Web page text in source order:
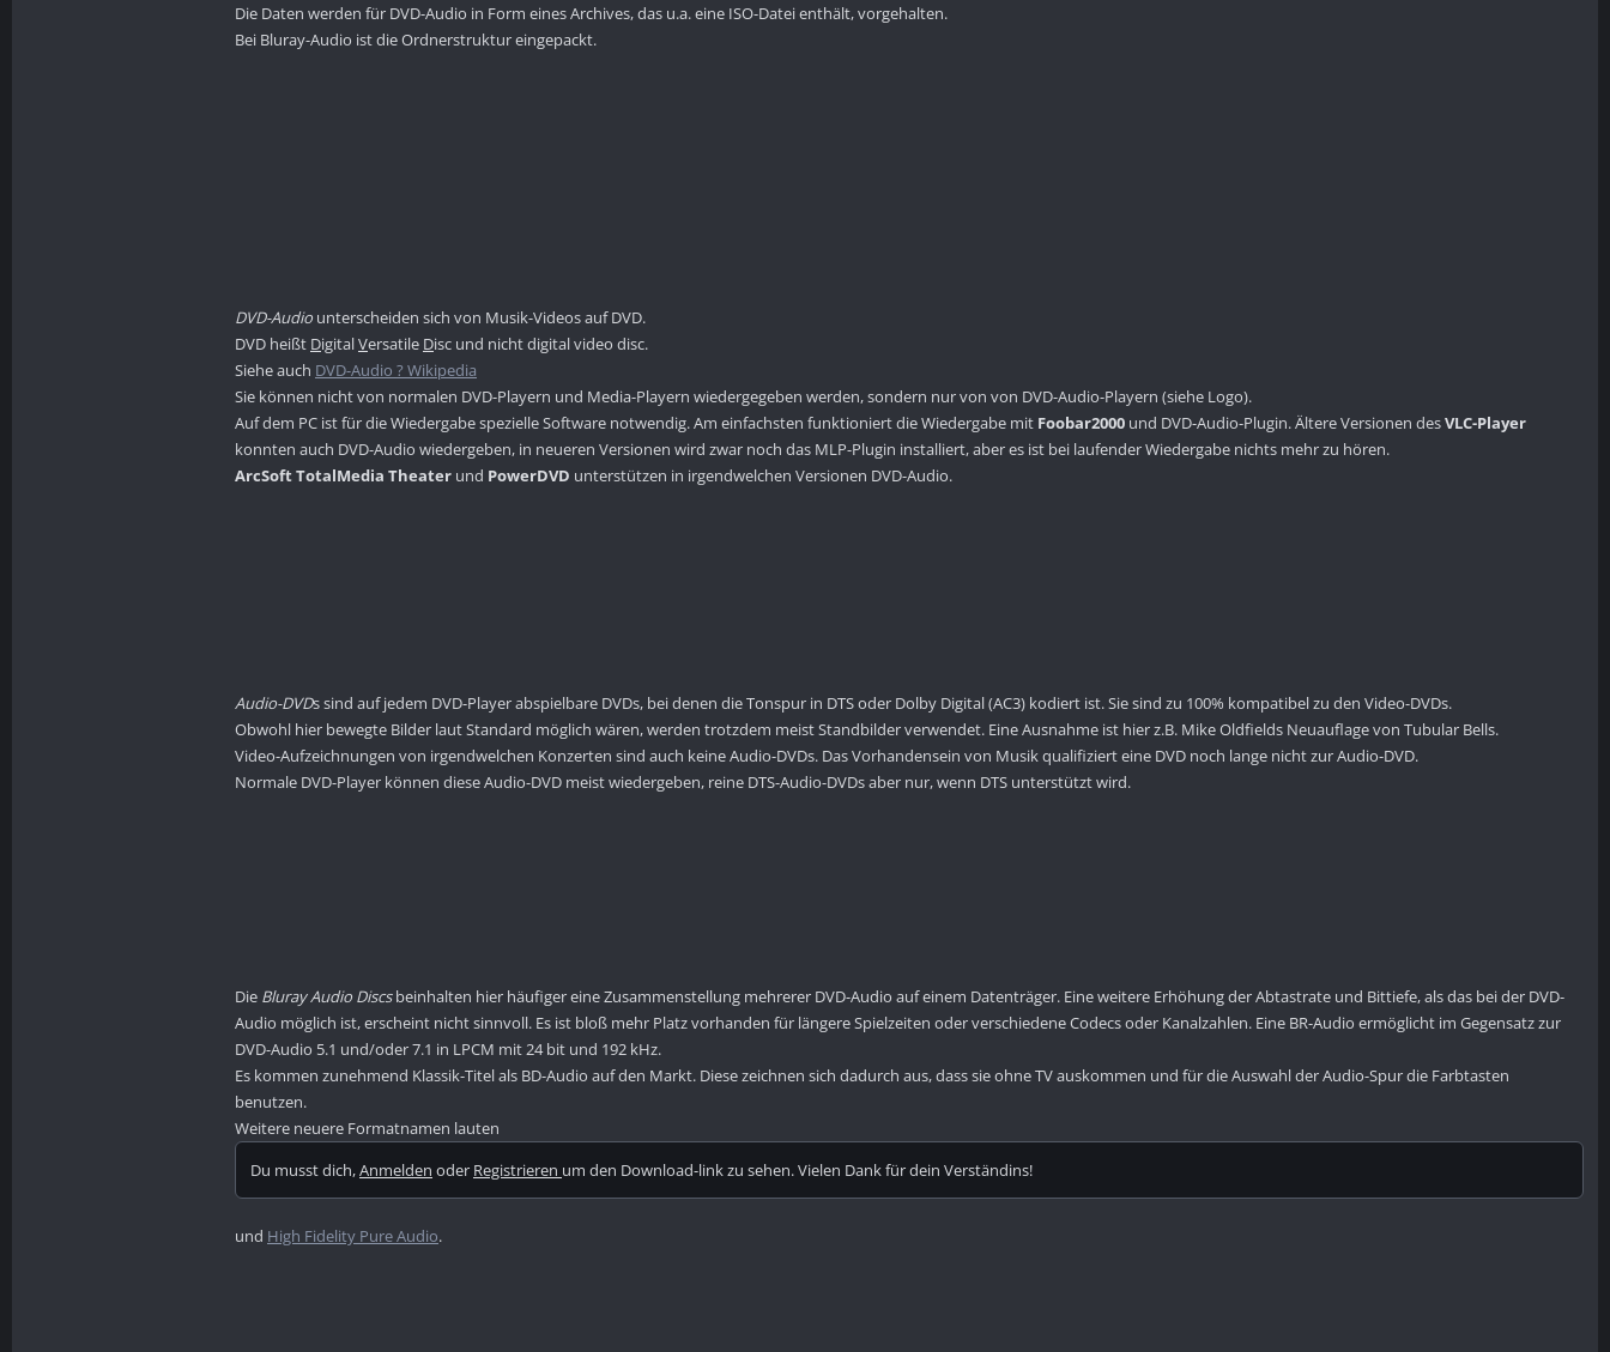
Die Daten werden für DVD-Audio in Form eines Archives, das u.a. eine ISO-Datei enthält, vorgehalten.
Bei Bluray-Audio ist die Ordnerstruktur eingepackt.
DVD-Audio unterscheiden sich von Musik-Videos auf DVD.
DVD heißt DigitalVersatile Disc und nicht digital video disc.
Siehe auch DVD-Audio ? Wikipedia
Sie können nicht von normalen DVD-Playern und Media-Playern wiedergegeben werden, sondern nur von von DVD-Audio-Playern (siehe Logo).
Auf dem PC ist für die Wiedergabe spezielle Software notwendig. Am einfachsten funktioniert die Wiedergabe mit Foobar2000 und DVD-Audio-Plugin. Ältere Versionen desVLC-Player
konnten auch DVD-Audio wiedergeben, in neueren Versionen wird zwar noch das MLP-Plugin installiert, aber es ist bei laufender Wiedergabe nichts mehr zu hören.
ArcSoft TotalMedia Theater und PowerDVD unterstützen in irgendwelchen Versionen DVD-Audio.
Audio-DVDs sind auf jedem DVD-Player abspielbare DVDs, bei denen die Tonspur in DTS oder Dolby Digital (AC3) kodiert ist. Sie sind zu 100% kompatibel zu den Video-DVDs.
Obwohl hier bewegte Bilder laut Standard möglich wären, werden trotzdem meist Standbilder verwendet. Eine Ausnahme ist hier z.B. Mike Oldfields Neuauflage von Tubular Bells.
Video-Aufzeichnungen von irgendwelchen Konzerten sind auch keine Audio-DVDs. Das Vorhandensein von Musik qualifiziert eine DVD noch lange nicht zur Audio-DVD.
Normale DVD-Player können diese Audio-DVD meist wiedergeben, reine DTS-Audio-DVDs aber nur, wenn DTS unterstützt wird.
Die Bluray Audio Discsbeinhalten hier häufiger eine Zusammenstellung mehrerer DVD-Audio auf einem Datenträger. Eine weitere Erhöhung der Abtastrate und Bittiefe, als das bei der DVD-
Audio möglich ist, erscheint nicht sinnvoll. Es ist bloß mehr Platz vorhanden für längere Spielzeiten oder verschiedene Codecs oder Kanalzahlen. Eine BR-Audio ermöglicht im Gegensatz zur
DVD-Audio 5.1 und/oder 7.1 in LPCM mit 24 bit und 192 kHz.
Es kommen zunehmend Klassik-Titel als BD-Audio auf den Markt. Diese zeichnen sich dadurch aus, dass sie ohne TV auskommen und für die Auswahl der Audio-Spur die Farbtasten
benutzen.
Weitere neuere Formatnamen lauten
Du musst dich,Anmelden oder Registrieren um den Download-link zu sehen. Vielen Dank für dein Verständins!
und High Fidelity Pure Audio.